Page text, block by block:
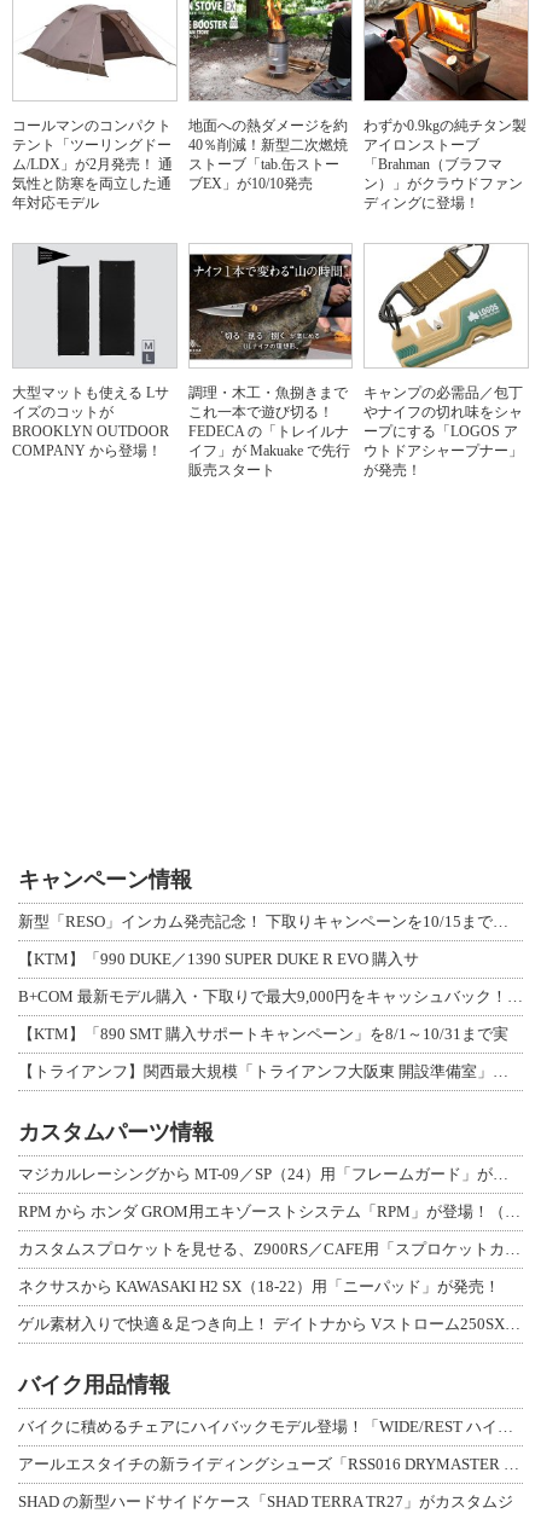
コールマンのコンパクト
テント「ツーリングドー
ム/LDX」が2月発売！ 通
気性と防寒を両立した通
年対応モデル
地面への熱ダメージを約
40％削減！新型二次燃焼
ストーブ「tab.缶ストー
ブEX」が10/10発売
わずか0.9kgの純チタン製
アイロンストーブ
「Brahman（ブラフマ
ン）」がクラウドファン
ディングに登場！
大型マットも使える Lサ
イズのコットが
BROOKLYN OUTDOOR
COMPANY から登場！
調理・木工・魚捌きまで
これ一本で遊び切る！
FEDECA の「トレイルナ
イフ」が Makuake で先行
販売スタート
キャンプの必需品／包丁
やナイフの切れ味をシャ
ープにする「LOGOS ア
ウトドアシャープナー」
が発売！
キャンペーン情報
【KTM】「990 DUKE／1390 SUPER DUKE R EVO 購入サ
【KTM】「890 SMT 購入サポートキャンペーン」を8/1～10/31まで実
カスタムパーツ情報
ネクサスから KAWASAKI H2 SX（18-22）用「ニーパッド」が発売！
バイク用品情報
SHAD の新型ハードサイドケース「SHAD TERRA TR27」がカスタムジ